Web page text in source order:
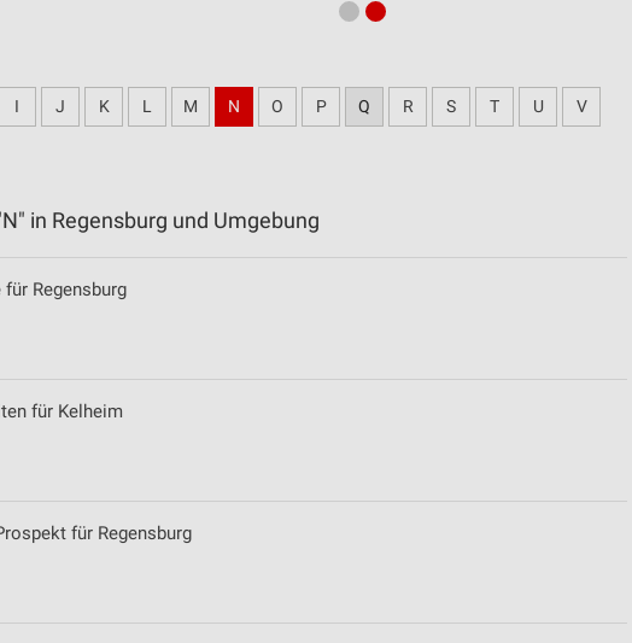
I J K L M N O P Q R S T U V
in Regensburg und Umgebung
Regensburg
für Kelheim
für Regensburg